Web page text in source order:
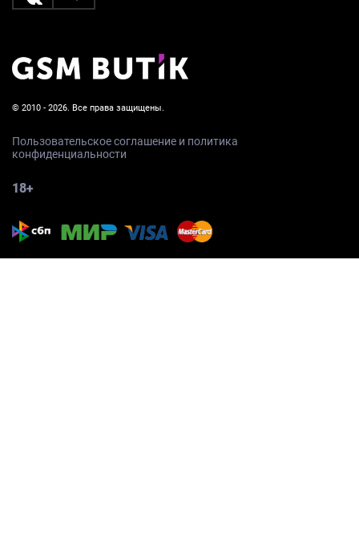
© 2010 - 2026. Все права защищены.
Пользовательское соглашение и политика
конфиденциальности
18+